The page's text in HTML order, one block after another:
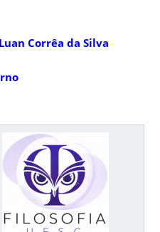
Corrêa da Silva